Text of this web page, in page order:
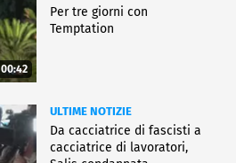
00:42
Per tre giorni con
Temptation
ULTIME NOTIZIE
Da cacciatrice di fascisti a
cacciatrice di lavoratori,